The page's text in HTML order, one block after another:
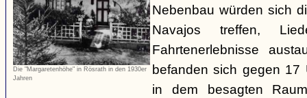
Die "Margaretenhöhe" in Rösrath in den 1930er
Jahren
Nebenbau würden sich
Navajos treffen,
Fahrtenerlebnisse
befanden sich gegen 17
in dem besagten